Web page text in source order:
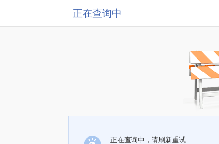
正在查询中
正在查询中，请刷新重试